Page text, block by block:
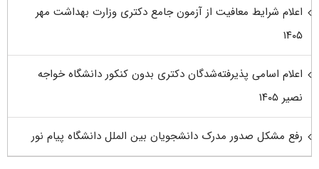
اعلام شرایط معافیت از آزمون جامع دکتری وزارت بهداشت مهر
۱۴۰۵
اعلام اسامی پذیرفته‌شدگان دکتری بدون کنکور دانشگاه خواجه
نصیر ۱۴۰۵
رفع مشکل صدور مدرک دانشجویان بین الملل دانشگاه پیام نور